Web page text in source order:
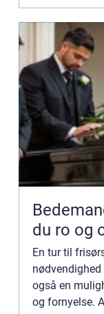
Bedemand
du ro og
En tur til
også en
og fornyelse.